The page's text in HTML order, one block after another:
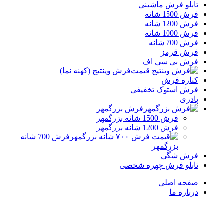
تابلو فرش ماشینی
فرش 1500 شانه
فرش 1200 شانه
فرش 1000 شانه
فرش 700 شانه
فرش قرمز
فرش بی سی اف
فرش وینتیج (کهنه نما)
کناره فرش
فرش استوک تخفیفی
پادری
فرش بزرگمهر
فرش 1500 شانه بزرگمهر
فرش 1200 شانه بزرگمهر
فرش 700 شانه
بزرگمهر
فرش شگی
تابلو فرش چهره شخصی
صفحه اصلی
درباره ما